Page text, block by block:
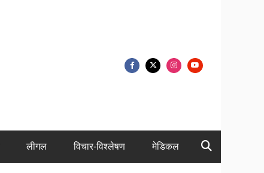
लीगल विचार-विश्लेषण मेडिकल